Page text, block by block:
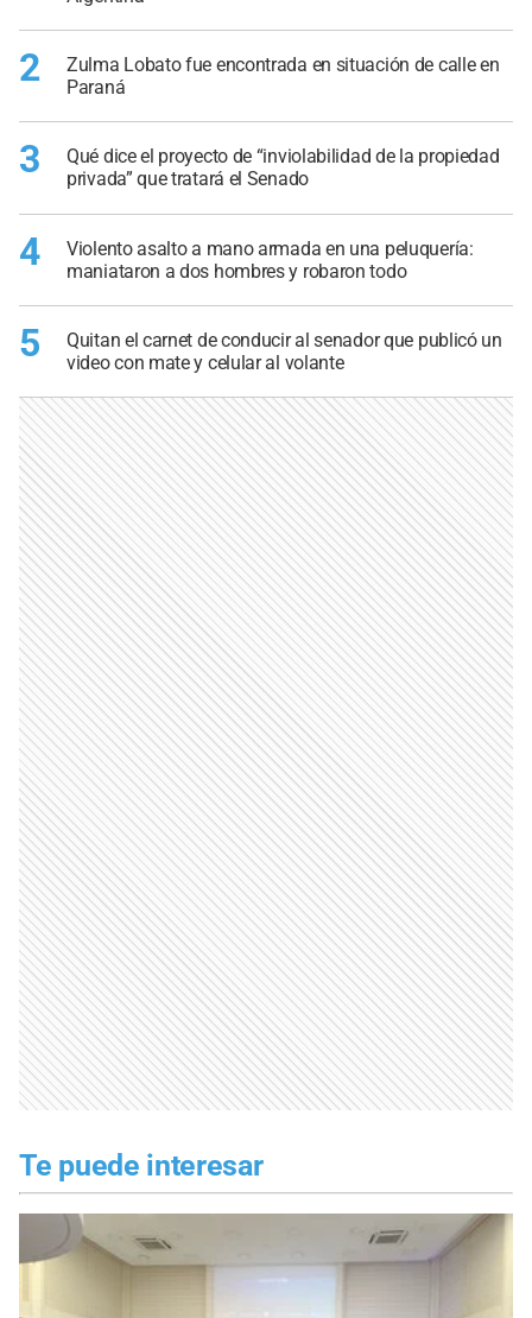
2
Zulma Lobato fue encontrada en situación de calle en
Paraná
3
Qué dice el proyecto de “inviolabilidad de la propiedad
privada” que tratará el Senado
4
Violento asalto a mano armada en una peluquería:
maniataron a dos hombres y robaron todo
5
Quitan el carnet de conducir al senador que publicó un
video con mate y celular al volante
Te puede interesar